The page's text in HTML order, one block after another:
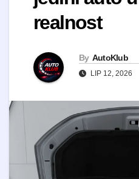
realnost
By AutoKlub
LIP 12, 2026